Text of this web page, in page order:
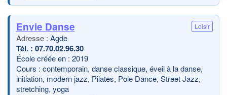
Envie Danse Loisir
Agde
07.70.02.96.30
École créée en : 2019
Cours : contemporain, danse classique, éveil à la danse,
initiation, modern jazz, Pilates, Pole Dance, Street Jazz,
stretching, yoga